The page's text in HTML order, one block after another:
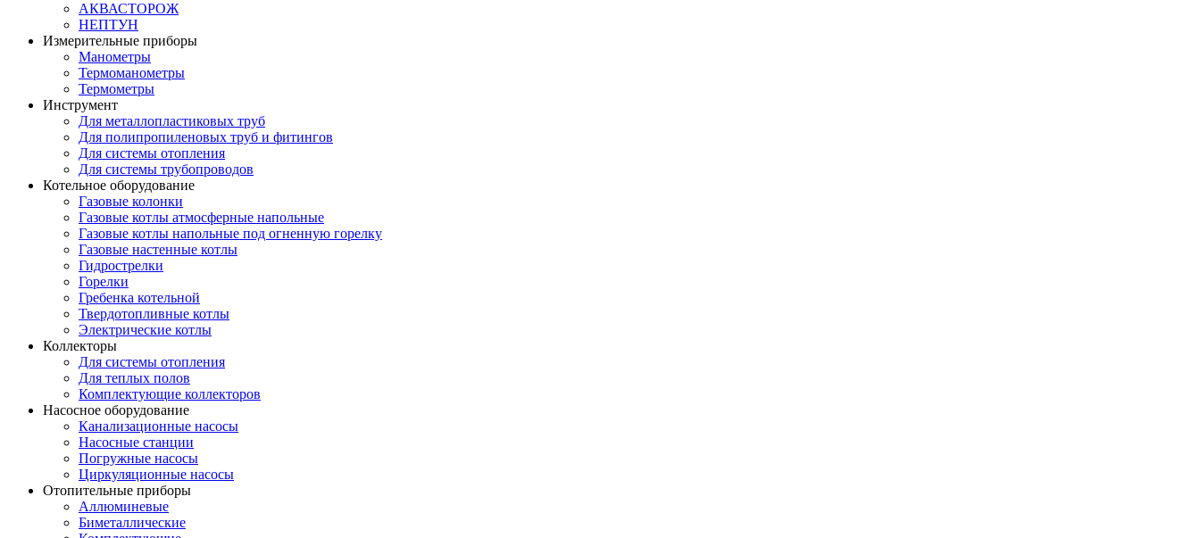
АКВАСТОРОЖ
НЕПТУН
Измерительные приборы
Манометры
Термоманометры
Термометры
Инструмент
Для металлопластиковых труб
Для полипропиленовых труб и фитингов
Для системы отопления
Для системы трубопроводов
Котельное оборудование
Газовые колонки
Газовые котлы атмосферные напольные
Газовые котлы напольные под огненную горелку
Газовые настенные котлы
Гидрострелки
Горелки
Гребенка котельной
Твердотопливные котлы
Электрические котлы
Коллекторы
Для системы отопления
Для теплых полов
Комплектующие коллекторов
Насосное оборудование
Канализационные насосы
Насосные станции
Погружные насосы
Циркуляционные насосы
Отопительные приборы
Аллюминевые
Биметаллические